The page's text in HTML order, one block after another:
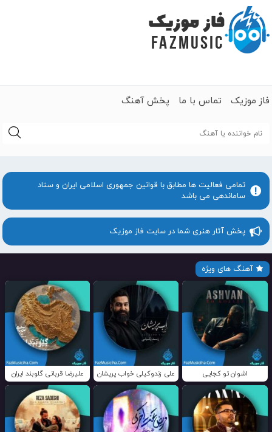
فاز موزیک تماس با ما پخش آهنگ
تمامی فعالیت ها مطابق با قوانین جمهوری اسلامی ایران و ستاد
ساماندهی می باشد
پخش آثار هنری شما در سایت فاز موزیک
آهنگ های ویژه
اشوان تو کجایی علی زندوکیلی خواب پریشان علیرضا قربانی گلوبند ایران